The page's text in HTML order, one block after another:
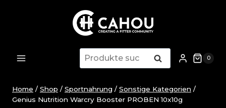
Suche
nach:
Suche 0
Home / Shop / Sportnahrung / Sonstige Kategorien /
Genius Nutrition Warcry Booster PROBEN 10x10g